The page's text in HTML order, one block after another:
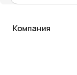
Компания